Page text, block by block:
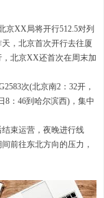
京XX局将开行512.5对列
，北京首次开行去往厦
，北京XX还首次在周末加
3次(北京南2 ： 32开，
8 ： 46到哈尔滨西) ，集中
束运营，夜晚进行线
前往东北方向的压力，